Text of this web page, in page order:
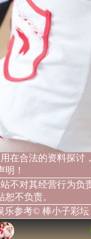
在合法的资料探讨
明！
不对其经营行为负
恕不负责。
参考© 棒小子彩坛